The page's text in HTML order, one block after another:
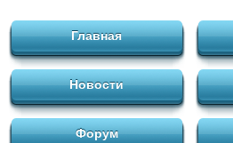
Главная
Новости
Форум